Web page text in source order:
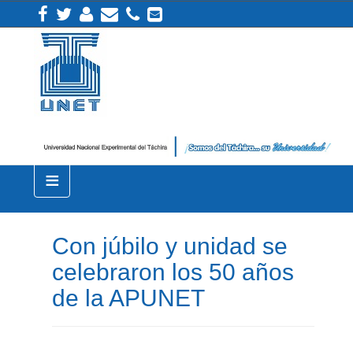
≡
Con júbilo y unidad se
celebraron los 50 años
de la APUNET